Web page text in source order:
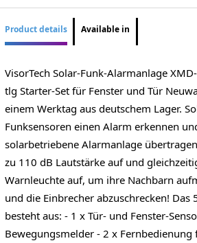
Product details Available in
VisorTech Solar-Funk-Alarmanlage
tlg Starter-Set für Fenster und Tür
einem Werktag aus deutschem Lager.
Funksensoren einen Alarm erkennen
solarbetriebene Alarmanlage
zu 110 dB Lautstärke auf und
Warnleuchte auf, um ihre Nachbarn
und die Einbrecher abzuschrecken! Das
besteht aus: - 1 x Tür- und Fenster-
Bewegungsmelder - 2 x Fernbedienung